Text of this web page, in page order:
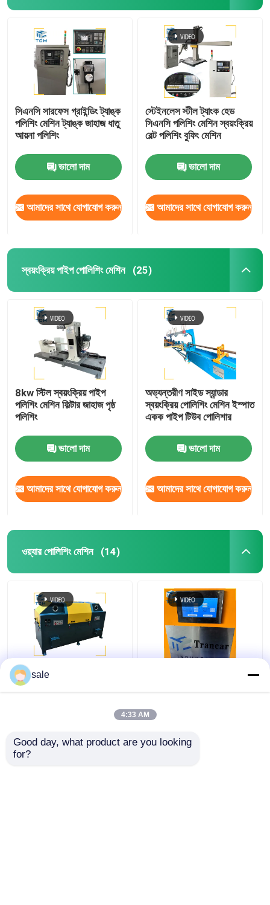
সিএনসি সারফেস গ্রাইন্ডিং ট্যাঙ্ক
পলিশিং মেশিন ট্যাঙ্ক জাহাজ ধাতু
আয়না পলিশিং
ভালো দাম
আমাদের সাথে যোগাযোগ করুন
স্টেইনলেস স্টীল ট্যাংক হেড
সিএনসি পলিশিং মেশিন স্বয়ংক্রিয়
বেল্ট পলিশিং বুফিং মেশিন
ভালো দাম
আমাদের সাথে যোগাযোগ করুন
স্বয়ংক্রিয় পাইপ পোলিশিং মেশিন (25)
8kw স্টিল স্বয়ংক্রিয় পাইপ
পলিশিং মেশিন ফিল্টার জাহাজ পৃষ্ঠ
পলিশিং
ভালো দাম
আমাদের সাথে যোগাযোগ করুন
অভ্যন্তরীণ সাইড স্যান্ডার
স্বয়ংক্রিয় পোলিশিং মেশিন ইস্পাত
একক পাইপ টিউব পোলিশার
ভালো দাম
আমাদের সাথে যোগাযোগ করুন
ওয়্যার পোলিশিং মেশিন (14)
ইস্পাত ধাতব তারের 2m/S
পলিশিং মেশিন রডস স্যান্ডিং
sale
4:33 AM
Good day, what product are you looking
for?